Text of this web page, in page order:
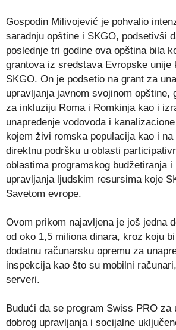
Gospodin Milivojević je pohvalio
saradnju opštine i SKGO, podsetivši
poslednje tri godine ova opština bila
grantova iz sredstava Evropske unije
SKGO. On je podsetio na grant za
upravljanja javnom svojinom opštine,
za inkluziju Roma i Romkinja kao i
unapređenje vodovoda i
kojem živi romska populacija kao i
direktnu podršku u oblasti
oblastima programskog budžetiranja i
upravljanja ljudskim resursima koje
Savetom evrope.
Ovom prikom najavljena je još jedna
od oko 1,5 miliona dinara, kroz koju
dodatnu računarsku opremu za
inspekcija kao što su mobilni
serveri.
Budući da se program Swiss PRO za
dobrog upravljanja i socijalne